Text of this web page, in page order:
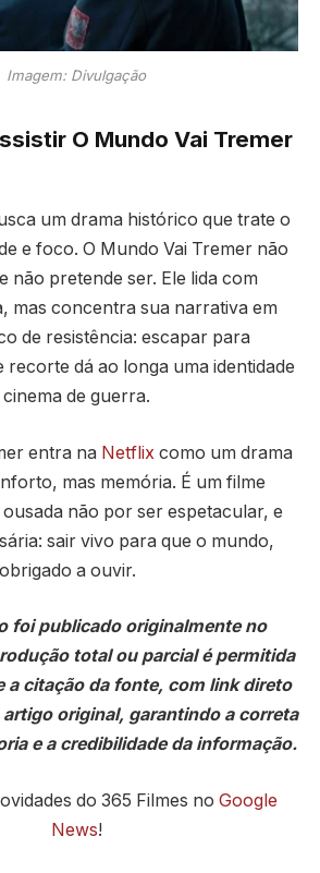
Imagem: Divulgação
O Mundo Vai Tremer
um drama histórico que trate o
e foco. O Mundo Vai Tremer não
não pretende ser. Ele lida com
mas concentra sua narrativa em
de resistência: escapar para
recorte dá ao longa uma identidade
de guerra.
entra na Netflix como um drama
mas memória. É um filme
não por ser espetacular, e
sair vivo para que o mundo,
a ouvir.
foi publicado originalmente no
total ou parcial é permitida
a citação da fonte, com link direto
original, garantindo a correta
e a credibilidade da informação.
do 365 Filmes no Google
News!